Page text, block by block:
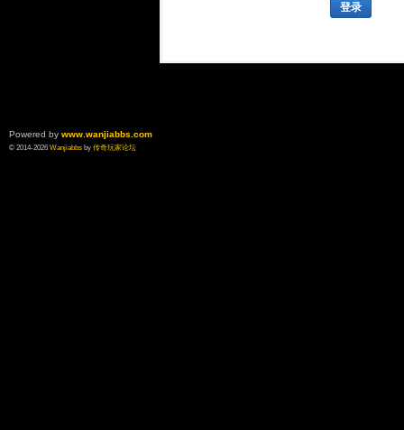
登录
Powered by www.wanjiabbs.com
© 2014-2026 Wanjiabbsby 传奇玩家论坛